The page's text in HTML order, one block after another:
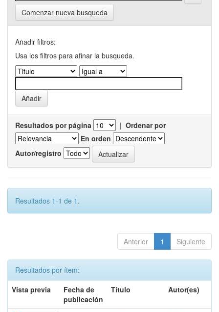
Comenzar nueva busqueda
Añadir filtros:
Usa los filtros para afinar la busqueda.
Resultados por página | Ordenar por
En orden
Autor/registro
Resultados 1-1 de 1.
Anterior 1 Siguiente
Resultados por ítem:
Vista previa
Fecha de
publicación
Título Autor(es)